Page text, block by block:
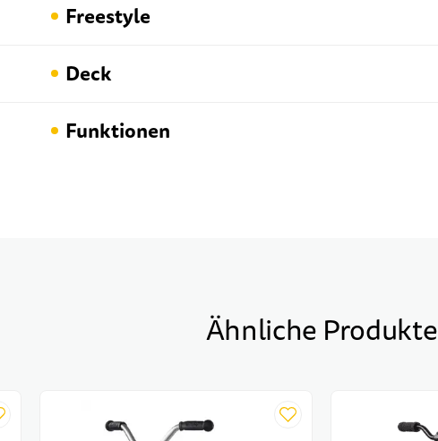
Freestyle
Deck
Funktionen
Ähnliche Produkte